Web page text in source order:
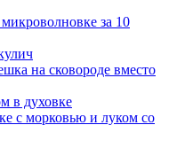
за 10
на сковороде вместо
в духовке
с морковью и луком со